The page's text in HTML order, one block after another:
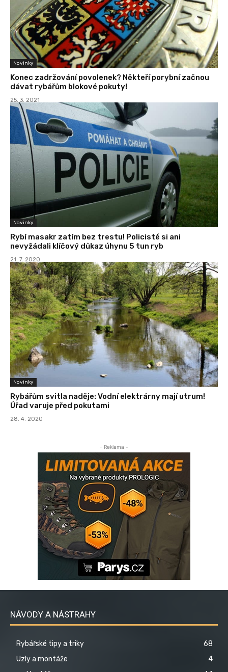
Novinky
Konec zadržování povolenek? Někteří porybní začnou
dávat rybářům blokové pokuty!
25. 3. 2021
Novinky
Rybí masakr zatím bez trestu! Policisté si ani
nevyžádali klíčový důkaz úhynu 5 tun ryb
21. 7. 2020
Novinky
Rybářům svitla naděje: Vodní elektrárny mají utrum!
Úřad varuje před pokutami
28. 4. 2020
- Reklama -
NÁVODY A NÁSTRAHY
Rybářské tipy a triky
68
Uzly a montáže
4